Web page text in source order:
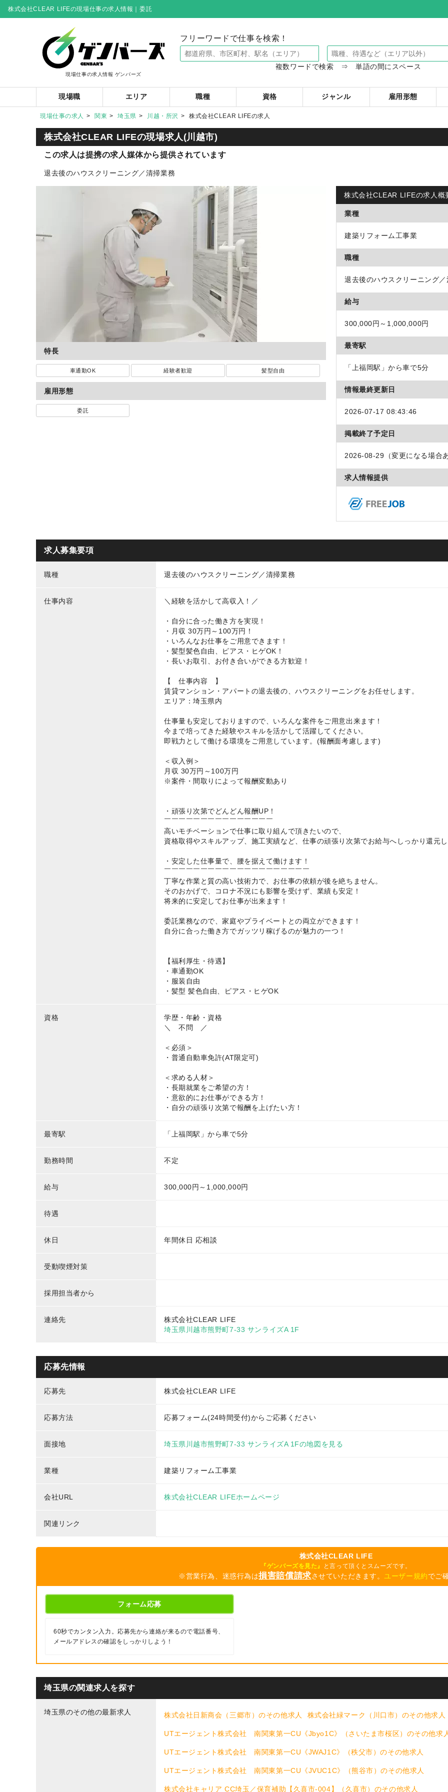
株式会社CLEAR LIFEの現場仕事の求人情報｜委託
現場仕事の求人情報 ゲンバーズ
フリーワードで仕事を検索！
複数ワードで検索 ⇒ 単語の間にスペース
現場職 エリア 職種 資格 ジャンル 雇用形態
現場仕事の求人 関東 埼玉県 川越・所沢 株式会社CLEAR LIFEの求人
株式会社CLEAR LIFEの現場求人(川越市)
この求人は提携の求人媒体から提供されています
退去後のハウスクリーニング／清掃業務
特長
車通勤OK 経験者歓迎 髪型自由
雇用形態
委託
株式会社CLEAR LIFEの求人概
業種
建築リフォーム工事業
職種
退去後のハウスクリーニング
給与
300,000円～1,000,000円
最寄駅
「上福岡駅」から車で5分
情報最終更新日
2026-07-17 08:43:46
掲載終了予定日
2026-08-29（変更になる場合
求人情報提供
求人募集要項
職種 退去後のハウスクリーニング／清掃業務
仕事内容 ＼経験を活かして高収入！／
・自分に合った働き方を実現！
・月収 30万円～100万円！
・いろんなお仕事をご用意できます！
・髪型髪色自由、ピアス・ヒゲOK！
・長いお取引、お付き合いができる方歓迎！
【 仕事内容 】
賃貸マンション・アパートの退去後の、ハウスクリーニングをお任せします。
エリア：埼玉県内
仕事量も安定しておりますので、いろんな案件をご用意出来ます！
今まで培ってきた経験やスキルを活かして活躍してください。
即戦力として働ける環境をご用意しています。(報酬面考慮します)
＜収入例＞
月収 30万円～100万円
※案件・間取りによって報酬変動あり
・頑張り次第でどんどん報酬UP！
￣￣￣￣￣￣￣￣￣￣￣￣￣￣￣
高いモチベーションで仕事に取り組んで頂きたいので、
資格取得やスキルアップ、施工実績など、仕事の頑張り次第でお給与へしっかり還元
・安定した仕事量で、腰を据えて働けます！
￣￣￣￣￣￣￣￣￣￣￣￣￣￣￣￣￣￣￣￣
丁寧な作業と質の高い技術力で、お仕事の依頼が後を絶ちません。
そのおかげで、コロナ不況にも影響を受けず、業績も安定！
将来的に安定してお仕事が出来ます！
委託業務なので、家庭やプライベートとの両立ができます！
自分に合った働き方でガッツリ稼げるのが魅力の一つ！
【福利厚生・待遇】
・車通勤OK
・服装自由
・髪型 髪色自由、ピアス・ヒゲOK
資格
学歴・年齢・資格
＼ 不問 ／
＜必須＞
・普通自動車免許(AT限定可)
＜求める人材＞
・長期就業をご希望の方！
・意欲的にお仕事ができる方！
・自分の頑張り次第で報酬を上げたい方！
最寄駅 「上福岡駅」から車で5分
勤務時間 不定
給与 300,000円～1,000,000円
待遇
休日 年間休日 応相談
受動喫煙対策
採用担当者から
連絡先
株式会社CLEAR LIFE
埼玉県川越市熊野町7-33 サンライズA 1F
応募先情報
応募先 株式会社CLEAR LIFE
応募方法 応募フォーム(24時間受付)からご応募ください
面接地 埼玉県川越市熊野町7-33 サンライズA 1Fの地図を見る
業種 建築リフォーム工事業
会社URL 株式会社CLEAR LIFEホームページ
関連リンク
株式会社CLEAR LIFE
『ゲンバーズを見た』 と言って頂くとスムーズです。
※営業行為、迷惑行為は損害賠償請求させていただきます。ユーザー規約でご
フォーム応募
60秒でカンタン入力。応募先から連絡が来るので電話番号、
メールアドレスの確認をしっかりしよう！
埼玉県の関連求人を探す
埼玉県のその他の最新求人 株式会社日新商会（三郷市）のその他求人 株式会社緑マーク（川口市）のその他求人
UTエージェント株式会社 南関東第一CU《Jbyo1C》（さいたま市桜区）のその他求
UTエージェント株式会社 南関東第一CU《JWAJ1C》（秩父市）のその他求人
UTエージェント株式会社 南関東第一CU《JVUC1C》（熊谷市）のその他求人
株式会社キャリア CC埼玉／保育補助【久喜市-004】（久喜市）のその他求人